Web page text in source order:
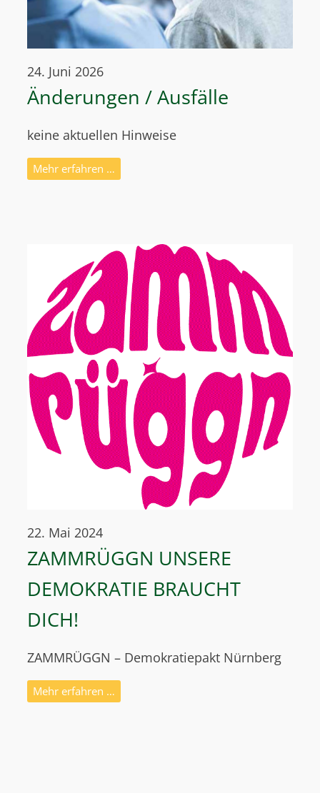
24. Juni 2026
Änderungen / Ausfälle
keine aktuellen Hinweise
Mehr erfahren …
22. Mai 2024
ZAMMRÜGGN UNSERE
DEMOKRATIE BRAUCHT
DICH!
ZAMMRÜGGN – Demokratiepakt Nürnberg
Mehr erfahren …